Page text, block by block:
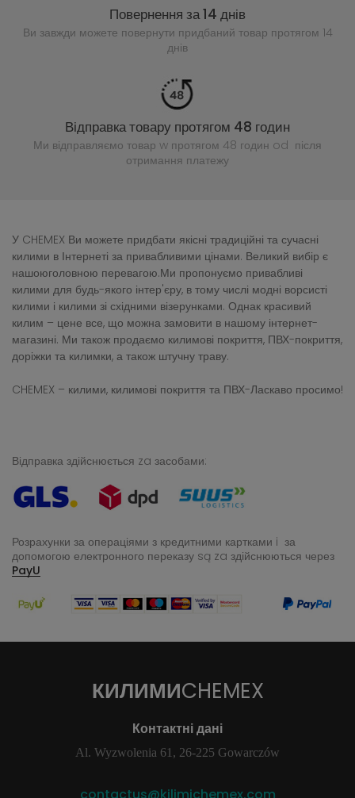
Повернення за 14 днів
Ви завжди можете повернути придбаний товар протягом 14
днів
Відправка товару протягом 48 годин
Ми відправляємо товар w протягом 48 годин od після
отримання платежу
У CHEMEX Ви можете придбати якісні традиційні та сучасні
килими в Інтернеті за привабливими цінами. Великий вибір є
нашоюголовною перевагою.Ми пропонуємо привабливі
килими для будь-якого інтер'єру, в тому числі модні ворсисті
килими і килими зі східними візерунками. Однак красивий
килим – цене все, що можна замовити в нашому інтернет-
магазині. Ми також продаємо килимові покриття, ПВХ-покриття,
доріжки та килимки, а також штучну траву.
CHEMEX – килими, килимові покриття та ПВХ-Ласкаво просимо!
Відправка здійснюється za засобами:
Розрахунки за операціями з кредитними картками i за
допомогою електронного переказу są za здійснюються через
PayU
КИЛИМИCHEMEX
Контактні дані
Al. Wyzwolenia 61, 26-225 Gowarczów